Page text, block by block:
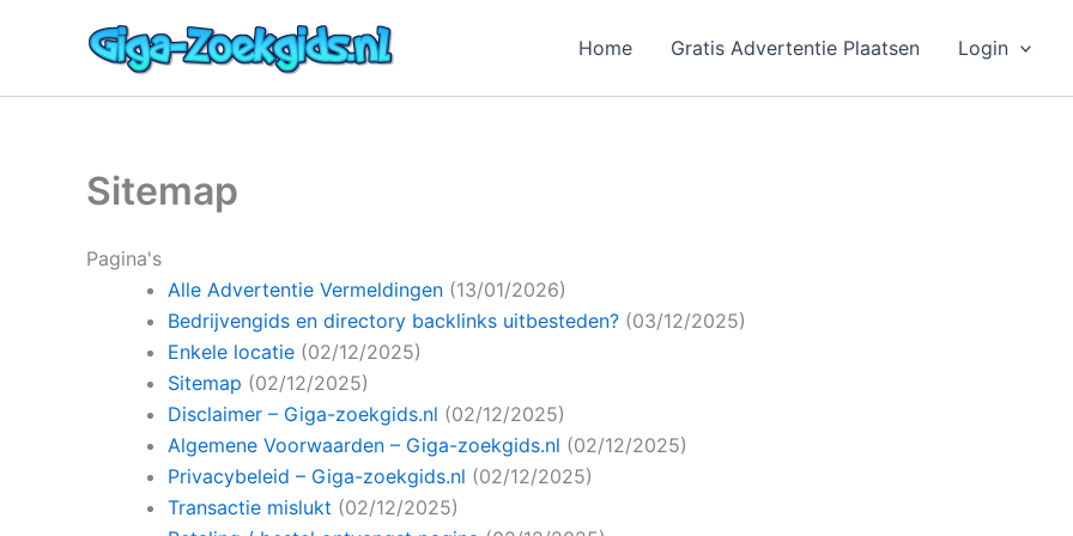
Home Gratis Advertentie Plaatsen Login
Sitemap
Pagina's
Alle Advertentie Vermeldingen (13/01/2026)
Bedrijvengids en directory backlinks uitbesteden? (03/12/2025)
Enkele locatie (02/12/2025)
Sitemap (02/12/2025)
Disclaimer – Giga-zoekgids.nl (02/12/2025)
Algemene Voorwaarden – Giga-zoekgids.nl (02/12/2025)
Privacybeleid – Giga-zoekgids.nl (02/12/2025)
Transactie mislukt (02/12/2025)